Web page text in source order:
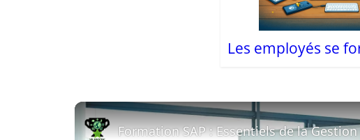
Les employés se
Formation SAP : Essentiels de la